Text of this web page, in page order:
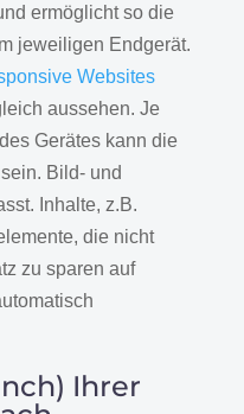
ermöglicht so die
jeweiligen Endgerät.
Websites
aussehen. Je
Gerätes kann die
Bild- und
Inhalte, z.B.
die nicht
zu sparen auf
Ihrer